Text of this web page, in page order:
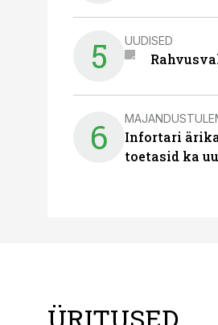
5 UUDISED
6
Infortari
toetasid ka